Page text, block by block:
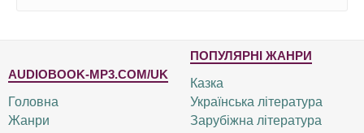
AUDIOBOOK-MP3.COM/UK
Головна
Жанри
ПОПУЛЯРНІ ЖАНРИ
Казка
Українська література
Зарубіжна література